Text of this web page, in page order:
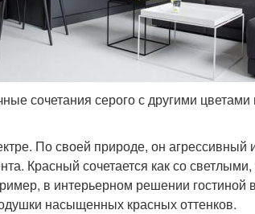
сочетания серого с другими цветами
По своей природе, он агрессивный
Красный сочетается как со
в интерьерном решении гостиной
насыщенных красных оттенков.